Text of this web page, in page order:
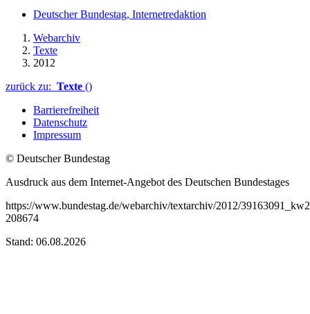
Deutscher Bundestag, Internetredaktion
Webarchiv
Texte
2012
zurück zu: Texte ()
Barrierefreiheit
Datenschutz
Impressum
© Deutscher Bundestag
Ausdruck aus dem Internet-Angebot des Deutschen Bundestages
https://www.bundestag.de/webarchiv/textarchiv/2012/
208674
Stand: 06.08.2026